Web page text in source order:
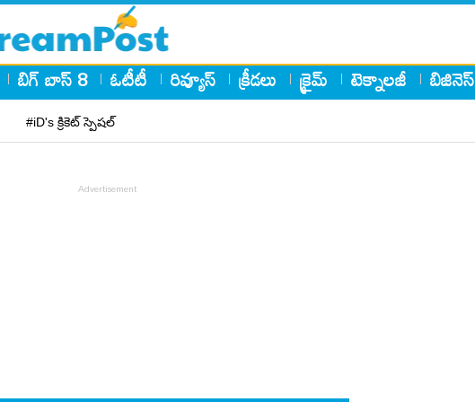
బిగ్ బాస్ 8 ఓటీటీ రివ్యూస్ క్రీడలు క్రైమ్ టెక్నాలజీ బిజినెస్
#iD's క్రికెట్ స్పెషల్